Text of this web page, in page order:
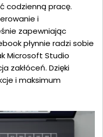
codzienną pracę.
i
zapewniając
płynnie radzi sobie
Microsoft Studio
zakłóceń. Dzięki
i maksimum